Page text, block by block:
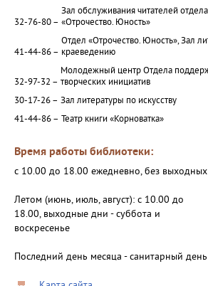
32-76-80 –
Зал обслуживания читателей отдела
«Отрочество. Юность»
41-44-86 –
Отдел «Отрочество. Юность», Зал
краеведению
32-97-32 –
Молодежный центр Отдела
творческих инициатив
30-17-26 – Зал литературы по искусству
41-44-86 – Театр книги «Корноватка»
Время работы библиотеки:
с 10.00 до 18.00 ежедневно, без выходных
Летом (июнь, июль, август): с 10.00 до
18.00, выходные дни - суббота и
воскресенье
Последний день месяца - санитарный день